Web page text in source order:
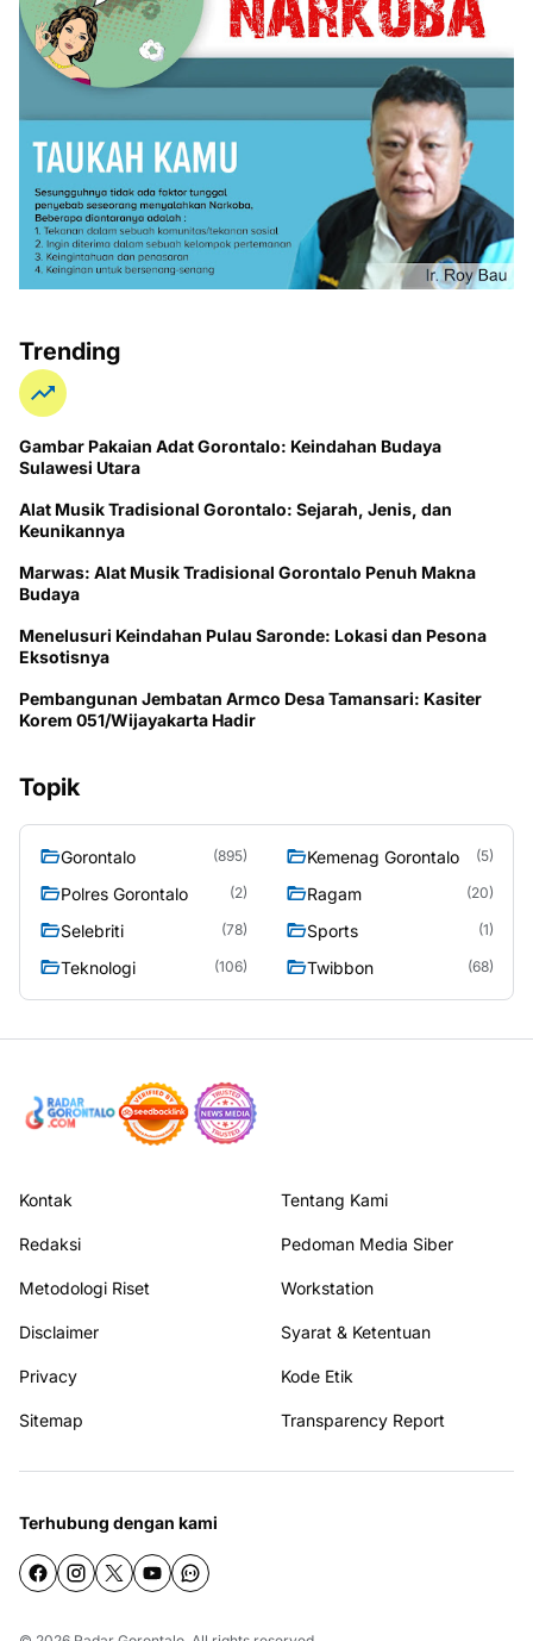
Trending
Gambar Pakaian Adat Gorontalo: Keindahan Budaya
Sulawesi Utara
Alat Musik Tradisional Gorontalo: Sejarah, Jenis, dan
Keunikannya
Marwas: Alat Musik Tradisional Gorontalo Penuh Makna
Budaya
Menelusuri Keindahan Pulau Saronde: Lokasi dan Pesona
Eksotisnya
Pembangunan Jembatan Armco Desa Tamansari: Kasiter
Korem 051/Wijayakarta Hadir
Topik
Gorontalo (895) Kemenag Gorontalo (5)
Polres Gorontalo (2) Ragam (20)
Selebriti (78) Sports (1)
Teknologi (106) Twibbon (68)
Kontak Tentang Kami
Redaksi Pedoman Media Siber
Metodologi Riset Workstation
Disclaimer Syarat & Ketentuan
Privacy Kode Etik
Sitemap Transparency Report
Terhubung dengan kami